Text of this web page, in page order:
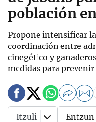
población
Propone intensificar
coordinación entre
cinegético y
medidas para
Itzuli Entzun